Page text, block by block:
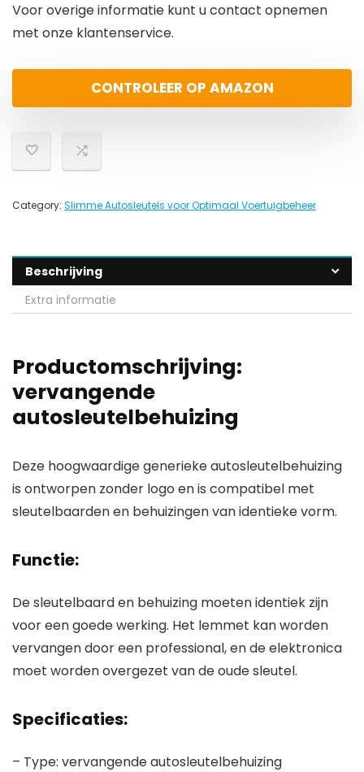
Voor overige informatie kunt u contact opnemen
met onze klantenservice.
CONTROLEER OP AMAZON
Category: Slimme Autosleutels voor Optimaal Voertuigbeheer
Beschrijving
Extra informatie
Productomschrijving:
vervangende
autosleutelbehuizing
Deze hoogwaardige generieke autosleutelbehuizing
is ontworpen zonder logo en is compatibel met
sleutelbaarden en behuizingen van identieke vorm.
Functie:
De sleutelbaard en behuizing moeten identiek zijn
voor een goede werking. Het lemmet kan worden
vervangen door een professional, en de elektronica
moet worden overgezet van de oude sleutel.
Specificaties:
– Type: vervangende autosleutelbehuizing